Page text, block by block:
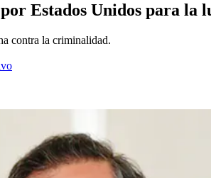
Estados Unidos para
contra la criminalidad.